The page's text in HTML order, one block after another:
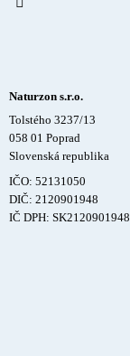
Naturzon s.r.o.
Tolstého 3237/13
058 01 Poprad
Slovenská republika
IČO: 52131050
DIČ: 2120901948
IČ DPH: SK2120901948